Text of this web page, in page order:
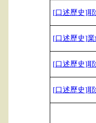
[口述歷史]
[口述歷史]
[口述歷史]
[口述歷史]